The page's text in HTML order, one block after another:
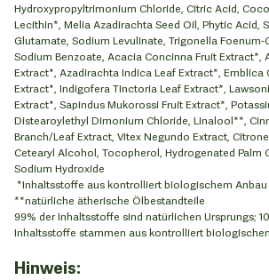
Hydroxypropyltrimonium Chloride, Citric Acid,
Lecithin*, Melia Azadirachta Seed Oil, Phytic Acid,
Glutamate, Sodium Levulinate, Trigonella Foenum-
Sodium Benzoate, Acacia Concinna Fruit Extract*,
Extract*, Azadirachta Indica Leaf Extract*, Emblica
Extract*, Indigofera Tinctoria Leaf Extract*,
Extract*, Sapindus Mukorossi Fruit Extract*,
Distearoylethyl Dimonium Chloride, Linalool**,
Branch/Leaf Extract, Vitex Negundo Extract,
Cetearyl Alcohol, Tocopherol, Hydrogenated Palm
Sodium Hydroxide
*Inhaltsstoffe aus kontrolliert biologischem Anbau
**natürliche ätherische Ölbestandteile
99% der Inhaltsstoffe sind natürlichen Ursprungs;
Inhaltsstoffe stammen aus kontrolliert
Hinweis: